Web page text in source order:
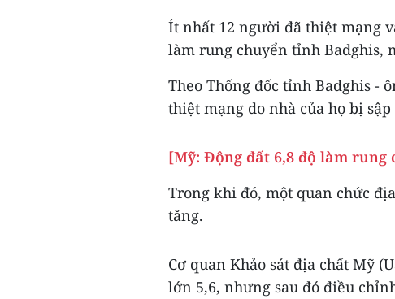
Ít nhất 12 người đã thiệt mạng
làm rung chuyển tỉnh Badghis,
Theo Thống đốc tỉnh Badghis -
thiệt mạng do nhà của họ bị
[Mỹ: Động đất 6,8 độ làm
Trong khi đó, một quan chức
tăng.
Cơ quan Khảo sát địa chất Mỹ
lớn 5,6, nhưng sau đó điều